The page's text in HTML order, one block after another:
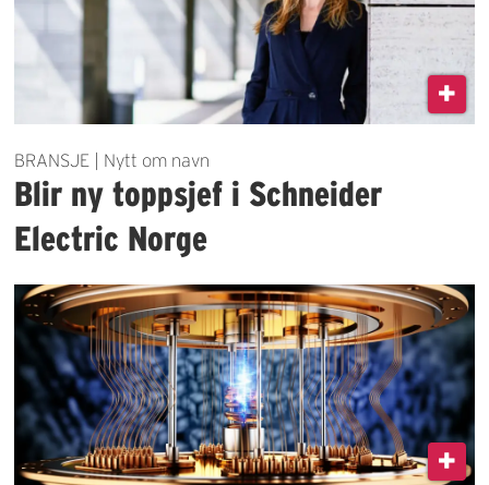
BRANSJE | Nytt om navn
Blir ny toppsjef i Schneider
Electric Norge